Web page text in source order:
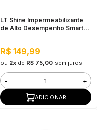
LT Shine Impermeabilizante
de Alto Desempenho Smart
R$ 149,99
ou 2xde R$ 75,00 sem juros
- +
ADICIONAR